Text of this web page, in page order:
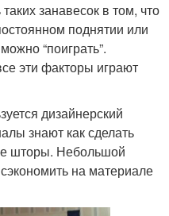
занавесок в том, что
поднятии или
“поиграть”.
эти факторы играют
дизайнерский
знают как сделать
шторы. Небольшой
на материале